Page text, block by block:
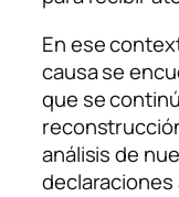
En ese
causa se
que se
análisis de
declaraciones